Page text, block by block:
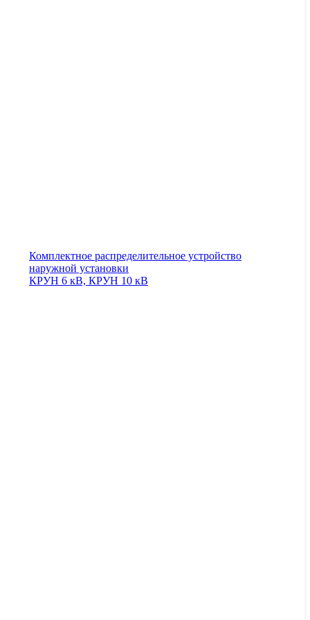
Комплектное распределительное устройство
наружной установки
КРУН 6 кВ, КРУН 10 кВ